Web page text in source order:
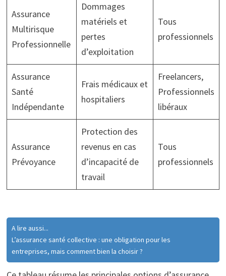
Assurance
Multirisque
Professionnelle
Dommages
matériels et
pertes
d’exploitation
Tous
professionnels
Assurance
Santé
Indépendante
Frais médicaux et
hospitaliers
Freelancers,
Professionnels
libéraux
Assurance
Prévoyance
Protection des
revenus en cas
d’incapacité de
travail
Tous
professionnels
A lire aussi...
L’assurance santé collective : une obligation pour les
entreprises, mais comment bien la choisir ?